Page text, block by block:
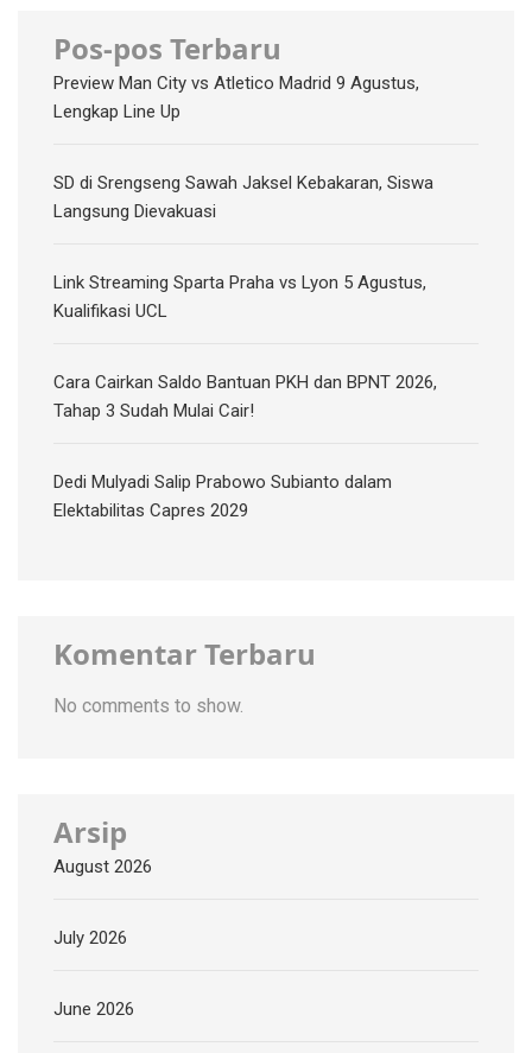
Pos-pos Terbaru
Preview Man City vs Atletico Madrid 9 Agustus,
Lengkap Line Up
SD di Srengseng Sawah Jaksel Kebakaran, Siswa
Langsung Dievakuasi
Link Streaming Sparta Praha vs Lyon 5 Agustus,
Kualifikasi UCL
Cara Cairkan Saldo Bantuan PKH dan BPNT 2026,
Tahap 3 Sudah Mulai Cair!
Dedi Mulyadi Salip Prabowo Subianto dalam
Elektabilitas Capres 2029
Komentar Terbaru
No comments to show.
Arsip
August 2026
July 2026
June 2026